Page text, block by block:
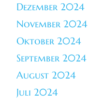
Dezember 2024
November 2024
Oktober 2024
September 2024
August 2024
Juli 2024